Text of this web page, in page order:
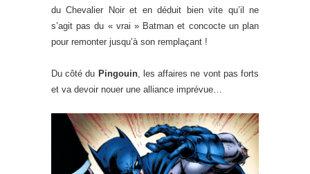
du Chevalier Noir et en déduit bien vite qu’il ne
s’agit pas du « vrai » Batman et concocte un plan
pour remonter jusqu’à son remplaçant !
Du côté du Pingouin, les affaires ne vont pas forts
et va devoir nouer une alliance imprévue…